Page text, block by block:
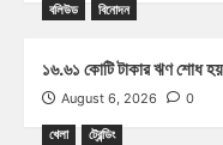
বলিউড বিনোদন
১৬.৬১ কোটি টাকার ঋণ শোধ
August 6, 2026 0
খেলা ট্রেন্ডিং